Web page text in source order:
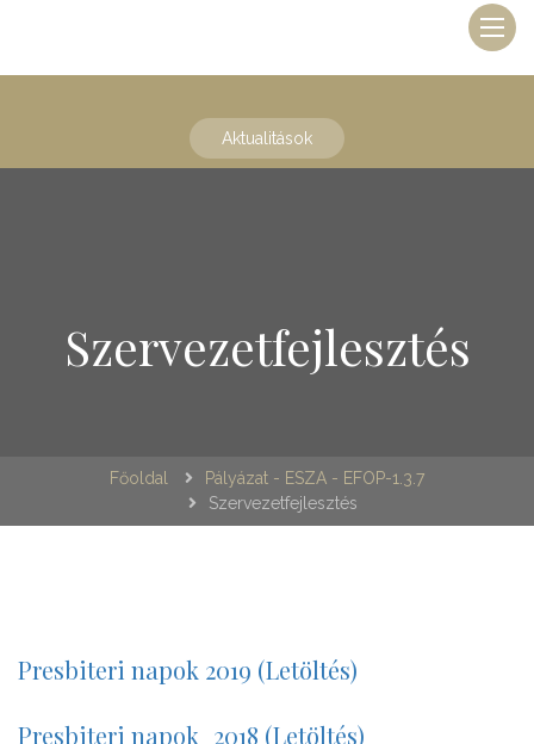
Aktualitások
Szervezetfejlesztés
Főoldal
Pályázat - ESZA - EFOP-1.3.7
Szervezetfejlesztés
Presbiteri napok 2019 (Letöltés)
Presbiteri napok_2018 (Letöltés)